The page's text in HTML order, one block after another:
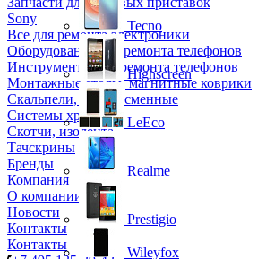
Sony
Все для ремонта электроники
Оборудование для ремонта телефонов
Инструменты для ремонта телефонов
Монтажные столы, магнитные коврики
Скальпели, лезвия сменные
Системы хранения
Скотчи, изолента
Тачскрины
Бренды
Компания
О компании
Новости
Контакты
Контакты
Tecno
Highscreen
LeEco
Realme
Prestigio
Wileyfox